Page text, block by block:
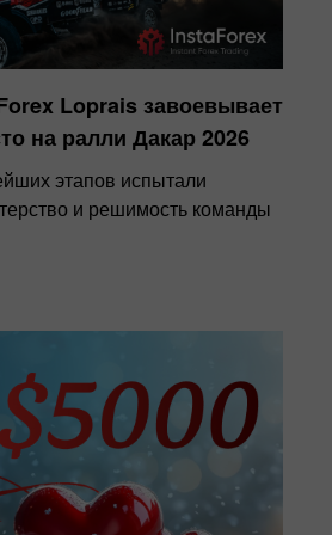
Loprais завоевывает
на ралли Дакар 2026
этапов испытали
и решимость команды